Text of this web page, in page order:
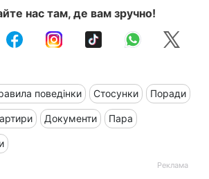
нас там, де вам зручно!
поведінки Стосунки Поради
Документи Пара